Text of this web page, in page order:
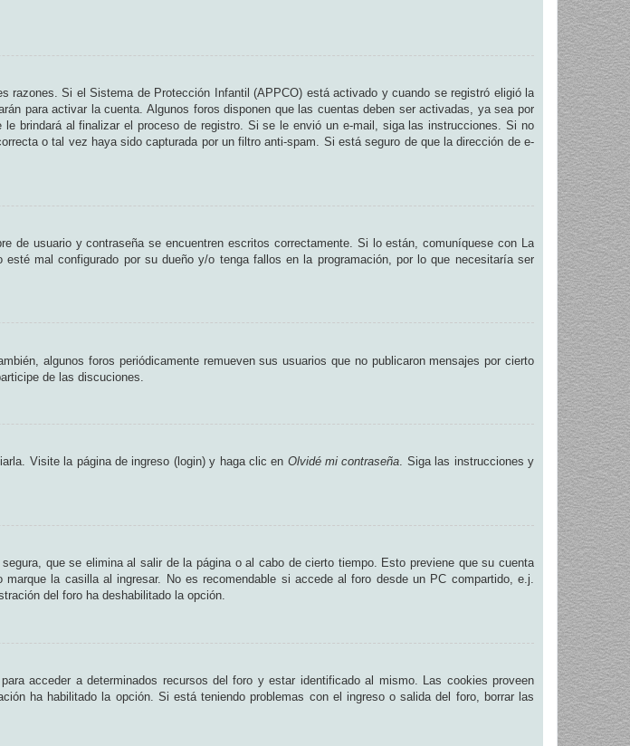
razones. Si el Sistema de Protección Infantil (APPCO) está activado y cuando se registró eligió la
para activar la cuenta. Algunos foros disponen que las cuentas deben ser activadas, ya sea por
brindará al finalizar el proceso de registro. Si se le envió un e-mail, siga las instrucciones. Si no
o tal vez haya sido capturada por un filtro anti-spam. Si está seguro de que la dirección de e-
de usuario y contraseña se encuentren escritos correctamente. Si lo están, comuníquese con La
mal configurado por su dueño y/o tenga fallos en la programación, por lo que necesitaría ser
algunos foros periódicamente remueven sus usuarios que no publicaron mensajes por cierto
de las discuciones.
Visite la página de ingreso (login) y haga clic en Olvidé mi contraseña. Siga las instrucciones y
que se elimina al salir de la página o al cabo de cierto tiempo. Esto previene que su cuenta
la casilla al ingresar. No es recomendable si accede al foro desde un PC compartido, e.j.
del foro ha deshabilitado la opción.
acceder a determinados recursos del foro y estar identificado al mismo. Las cookies proveen
ha habilitado la opción. Si está teniendo problemas con el ingreso o salida del foro, borrar las